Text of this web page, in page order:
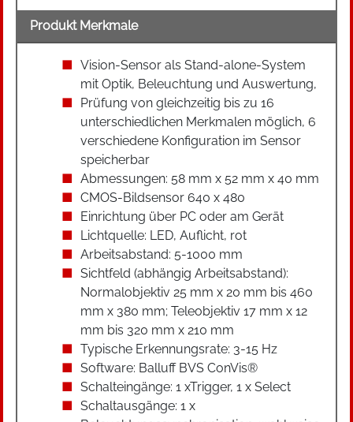
Produkt Merkmale
Vision-Sensor als Stand-alone-System
mit Optik, Beleuchtung und Auswertung,
Prüfung von gleichzeitig bis zu 16
unterschiedlichen Merkmalen möglich, 6
verschiedene Konfiguration im Sensor
speicherbar
Abmessungen: 58 mm x 52 mm x 40 mm
CMOS-Bildsensor 640 x 480
Einrichtung über PC oder am Gerät
Lichtquelle: LED, Auflicht, rot
Arbeitsabstand: 5-1000 mm
Sichtfeld (abhängig Arbeitsabstand):
Normalobjektiv 25 mm x 20 mm bis 460
mm x 380 mm; Teleobjektiv 17 mm x 12
mm bis 320 mm x 210 mm
Typische Erkennungsrate: 3-15 Hz
Software: Balluff BVS ConVis®
Schalteingänge: 1 xTrigger, 1 x Select
Schaltausgänge: 1 x